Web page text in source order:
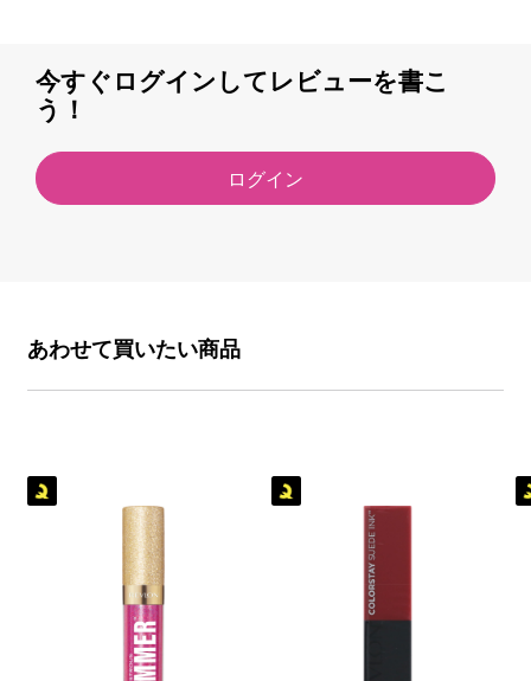
今すぐログインしてレビューを書こ
う！
ログイン
あわせて買いたい商品